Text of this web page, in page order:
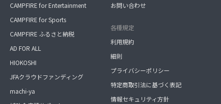
CAMPFIRE for Entertainment
CAMPFIRE for Sports
CAMPFIRE ふるさと納税
AD FOR ALL
HIOKOSHI
JFAクラウドファンディング
machi-ya
お問い合わせ
各種規定
利用規約
細則
プライバシーポリシー
特定商取引法に基づく表記
情報セキュリティ方針